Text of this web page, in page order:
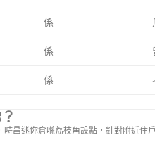
係
係
係
昌迷你倉喺荔枝角設點，針對附近住